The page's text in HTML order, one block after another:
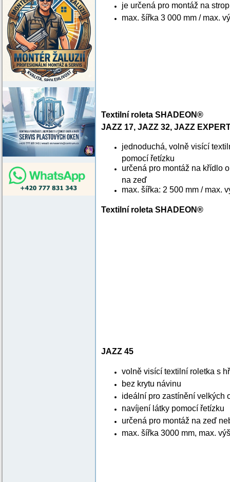
je určená pro montáž na
max. šířka 3 000 mm / max.
Textilní roleta SHADEON®
JAZZ 17, JAZZ 32, JAZZ
jednoduchá, volně visící
pomocí řetízku
určená pro montáž na křídlo
na zeď
max. šířka: 2 500 mm / max.
Textilní roleta SHADEON®
JAZZ 45
volně visící textilní roletka s
bez krytu návinu
ideální pro zastínění velkých
navíjení látky pomocí řetízku
určená pro montáž na zeď
max. šířka 3000 mm, max.